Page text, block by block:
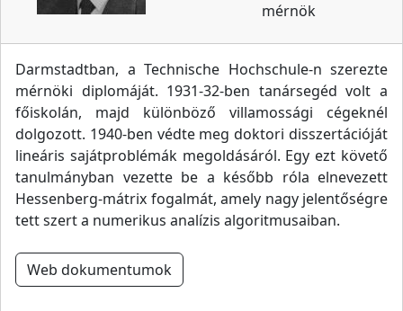
mérnök
Darmstadtban, a Technische Hochschule-n szerezte
mérnöki diplomáját. 1931-32-ben tanársegéd volt a
főiskolán, majd különböző villamossági cégeknél
dolgozott. 1940-ben védte meg doktori disszertációját
lineáris sajátproblémák megoldásáról. Egy ezt követő
tanulmányban vezette be a később róla elnevezett
Hessenberg-mátrix fogalmát, amely nagy jelentőségre
tett szert a numerikus analízis algoritmusaiban.
Web dokumentumok